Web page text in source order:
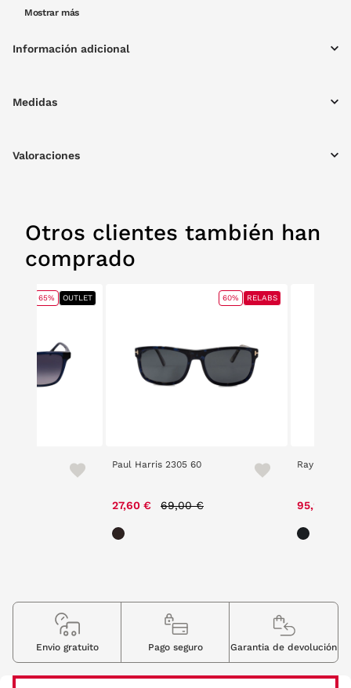
que puedan tener temporada tras temporada. El modelo 1881/S
Mostrar más
Información adicional
Medidas
Valoraciones
Otros clientes también han
comprado
65% OUTLET
Paul Harris 2305 60
27,60 € 69,00 €
60% RELABS
Ray Ban
95,90 €
Envio gratuito Pago seguro Garantia de devolución